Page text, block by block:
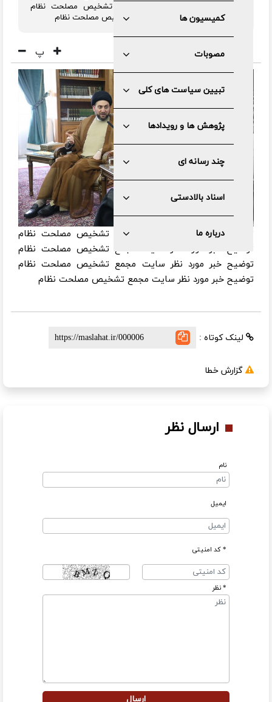
کمیسیون ها
مصوبات
تبیین سیاست های کلی
پژوهش ها و رویدادها
چند رسانه ای
اسناد بالادستی
درباره ما
توضیح خبر مورد نظر سایت مجمع تشخیص مصلحت نظام
توضیح خبر مورد نظر سایت مجمع تشخیص مصلحت نظام
پ
توضیح خبر مورد نظر سایت مجمع تشخیص مصلحت نظام
توضیح خبر مورد نظر سایت مجمع تشخیص مصلحت نظام
توضیح خبر مورد نظر سایت مجمع تشخیص مصلحت نظام
توضیح خبر مورد نظر سایت مجمع تشخیص مصلحت نظام
لینک کوتاه :
گزارش خطا
ارسال نظر
نام
ایمیل
* کد امنیتی
* نظر